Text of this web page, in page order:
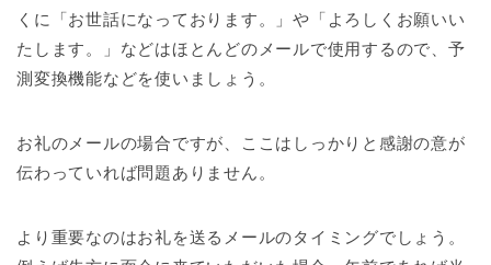
くに「お世話になっております。」や「よろしくお願いい
たします。」などはほとんどのメールで使用するので、予
測変換機能などを使いましょう。
お礼のメールの場合ですが、ここはしっかりと感謝の意が
伝わっていれば問題ありません。
より重要なのはお礼を送るメールのタイミングでしょう。